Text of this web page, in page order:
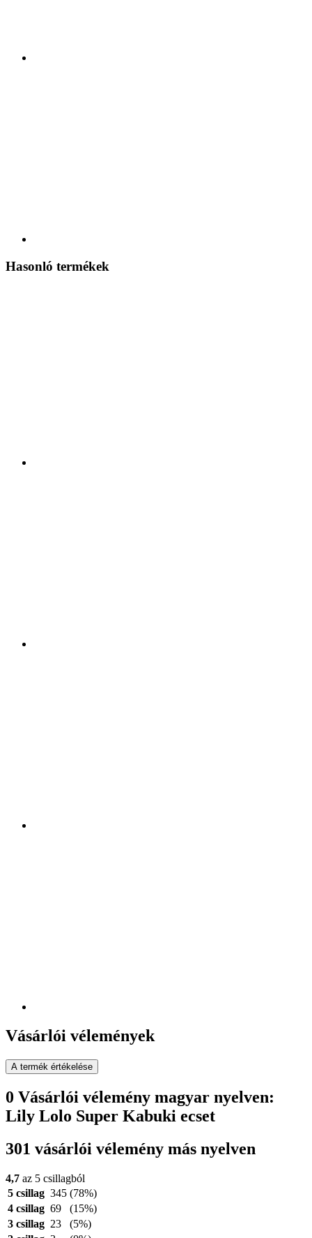
Hasonló termékek
Vásárlói vélemények
A termék értékelése
0 Vásárlói vélemény magyar nyelven:
Lily Lolo Super Kabuki ecset
301 vásárlói vélemény más nyelven
4,7 az 5 csillagból
5 csillag 345 (78%)
4 csillag 69
(15%)
3 csillag 23
(5%)